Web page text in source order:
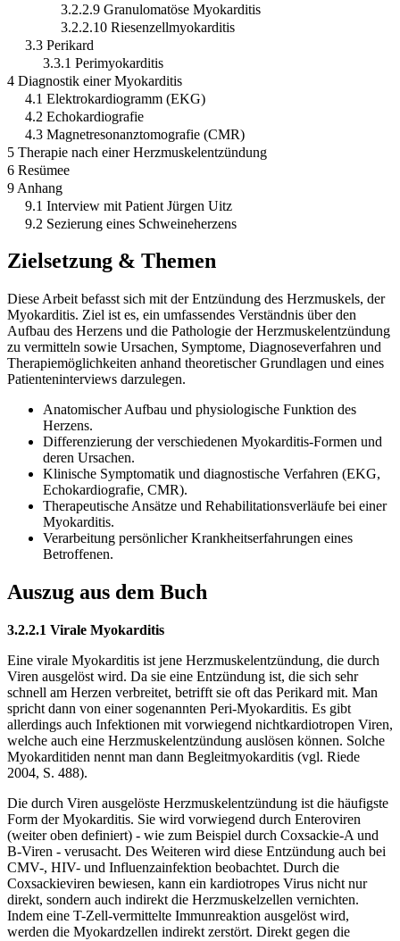
3.2.2.9 Granulomatöse Myokarditis
3.2.2.10 Riesenzellmyokarditis
3.3 Perikard
3.3.1 Perimyokarditis
4 Diagnostik einer Myokarditis
4.1 Elektrokardiogramm (EKG)
4.2 Echokardiografie
4.3 Magnetresonanztomografie (CMR)
5 Therapie nach einer Herzmuskelentzündung
6 Resümee
9 Anhang
9.1 Interview mit Patient Jürgen Uitz
9.2 Sezierung eines Schweineherzens
Zielsetzung & Themen
Diese Arbeit befasst sich mit der Entzündung des Herzmuskels, der
Myokarditis. Ziel ist es, ein umfassendes Verständnis über den
Aufbau des Herzens und die Pathologie der Herzmuskelentzündung
zu vermitteln sowie Ursachen, Symptome, Diagnoseverfahren und
Therapiemöglichkeiten anhand theoretischer Grundlagen und eines
Patienteninterviews darzulegen.
Anatomischer Aufbau und physiologische Funktion des
Herzens.
Differenzierung der verschiedenen Myokarditis-Formen und
deren Ursachen.
Klinische Symptomatik und diagnostische Verfahren (EKG,
Echokardiografie, CMR).
Therapeutische Ansätze und Rehabilitationsverläufe bei einer
Myokarditis.
Verarbeitung persönlicher Krankheitserfahrungen eines
Betroffenen.
Auszug aus dem Buch
3.2.2.1 Virale Myokarditis
Eine virale Myokarditis ist jene Herzmuskelentzündung, die durch
Viren ausgelöst wird. Da sie eine Entzündung ist, die sich sehr
schnell am Herzen verbreitet, betrifft sie oft das Perikard mit. Man
spricht dann von einer sogenannten Peri-Myokarditis. Es gibt
allerdings auch Infektionen mit vorwiegend nichtkardiotropen Viren,
welche auch eine Herzmuskelentzündung auslösen können. Solche
Myokarditiden nennt man dann Begleitmyokarditis (vgl. Riede
2004, S. 488).
Die durch Viren ausgelöste Herzmuskelentzündung ist die häufigste
Form der Myokarditis. Sie wird vorwiegend durch Enteroviren
(weiter oben definiert) - wie zum Beispiel durch Coxsackie-A und
B-Viren - verusacht. Des Weiteren wird diese Entzündung auch bei
CMV-, HIV- und Influenzainfektion beobachtet. Durch die
Coxsackieviren bewiesen, kann ein kardiotropes Virus nicht nur
direkt, sondern auch indirekt die Herzmuskelzellen vernichten.
Indem eine T-Zell-vermittelte Immunreaktion ausgelöst wird,
werden die Myokardzellen indirekt zerstört. Direkt gegen die